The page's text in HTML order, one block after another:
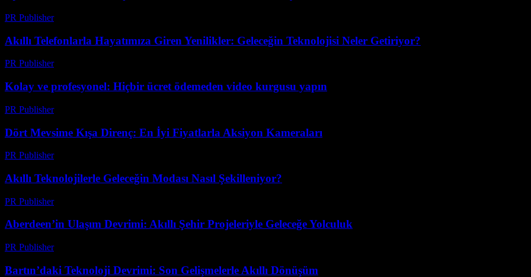
PR Publisher-
Akıllı Telefonlarla Hayatımıza Giren Yenilikler: Geleceğin Teknolojisi Neler Getiriyor?
PR Publisher-
Kolay ve profesyonel: Hiçbir ücret ödemeden video kurgusu yapın
PR Publisher-
Dört Mevsime Kışa Direnç: En İyi Fiyatlarla Aksiyon Kameraları
PR Publisher-
Akıllı Teknolojilerle Geleceğin Modası Nasıl Şekilleniyor?
PR Publisher-
Aberdeen’in Ulaşım Devrimi: Akıllı Şehir Projeleriyle Geleceğe Yolculuk
PR Publisher-
Bartın’daki Teknoloji Devrimi: Son Gelişmelerle Akıllı Dönüşüm